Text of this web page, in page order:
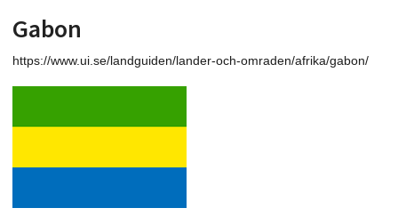
Gabon
https://www.ui.se/landguiden/lander-och-omraden/afrika/gabon/